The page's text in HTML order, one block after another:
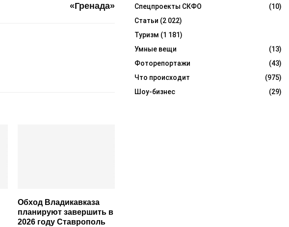
«Гренада»
Обход Владикавказа
планируют завершить в
2026 году Ставрополь
Спецпроекты СКФО
(10)
Статьи (2 022)
Туризм (1 181)
Умные вещи
(13)
Фоторепортажи
(43)
Что происходит
(975)
Шоу-бизнес
(29)